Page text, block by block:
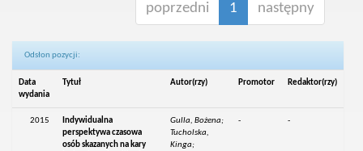
poprzedni 1 następny
Odsłon pozycji:
Data
wydania
Tytuł Autor(rzy) Promotor Redaktor(rzy)
2015
Indywidualna
perspektywa czasowa
osób skazanych na kary
Gulla, Bożena;
Tucholska,
Kinga;
- -